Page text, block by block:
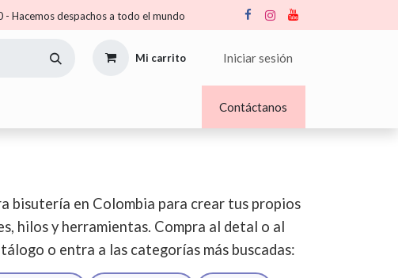
Hacemos despachos a todo el mundo
Mi carrito Iniciar sesión
Contáctanos
bisutería en Colombia para crear tus propios
hilos y herramientas. Compra al detal o al
o entra a las categorías más buscadas: